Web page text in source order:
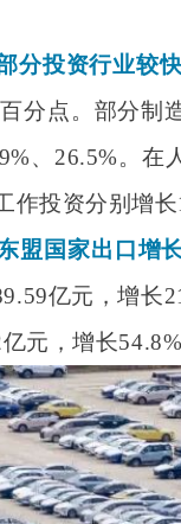
分投资行业较
分点。部分
、26.5%。
作投资分别增
盟国家出口增
亿元，增长
元，增长